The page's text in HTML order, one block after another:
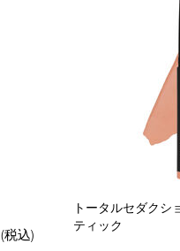
(税込)
トータルセダク
ティック